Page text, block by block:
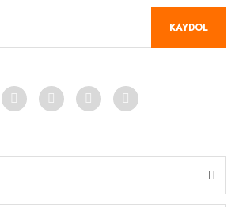
KAYDOL